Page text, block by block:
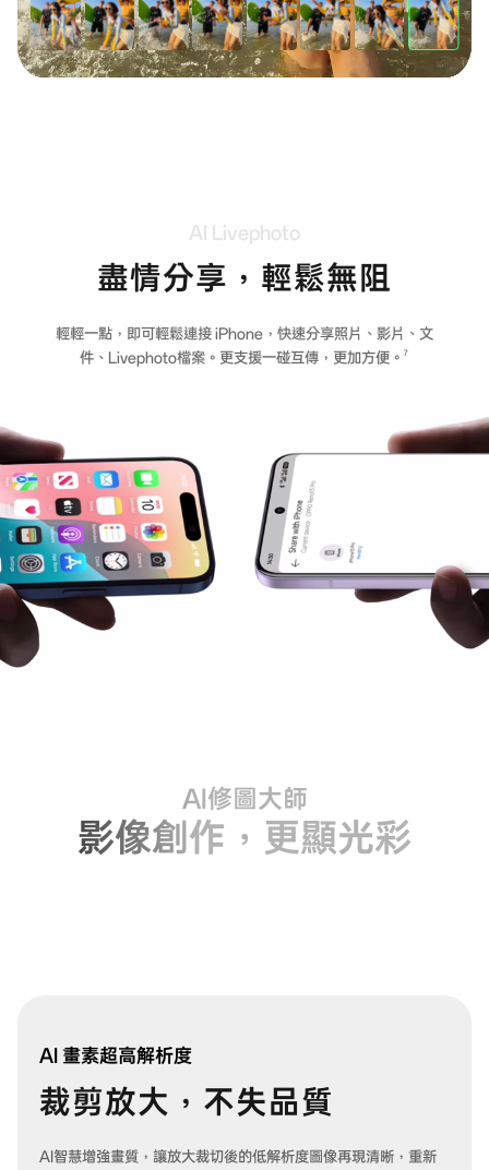
AI Livephoto
盡情分享，輕鬆無阻
輕輕一點，即可輕鬆連接 iPhone，快速分享照片、影片、文
件、Livephoto檔案。更支援一碰互傳，更加方便。7
AI修圖大師
影像創作，更顯光彩
AI 畫素超高解析度
裁剪放大，不失品質
AI智慧增強畫質，讓放大裁切後的低解析度圖像再現清晰，重新